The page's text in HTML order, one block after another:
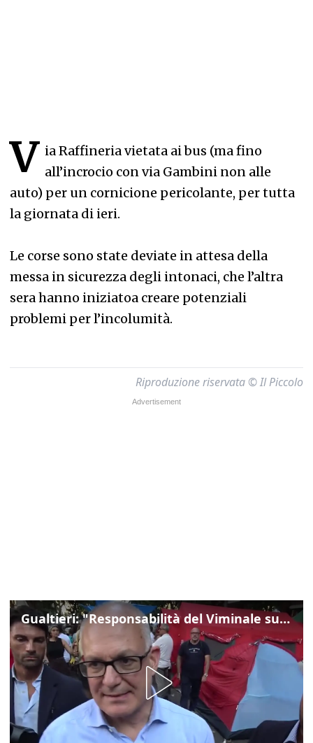
V ia Raffineria vietata ai bus (ma fino
all’incrocio con via Gambini non alle
auto) per un cornicione pericolante, per tutta
la giornata di ieri.
Le corse sono state deviate in attesa della
messa in sicurezza degli intonaci, che l’altra
sera hanno iniziatoa creare potenziali
problemi per l’incolumità.
Riproduzione riservata © Il Piccolo
Gualtieri: "Responsabilità del Viminale su Spin Time? La posizione dei partiti è nota"